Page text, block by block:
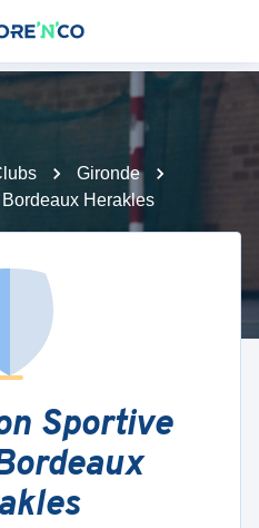
Gironde
Herakles
Sportive